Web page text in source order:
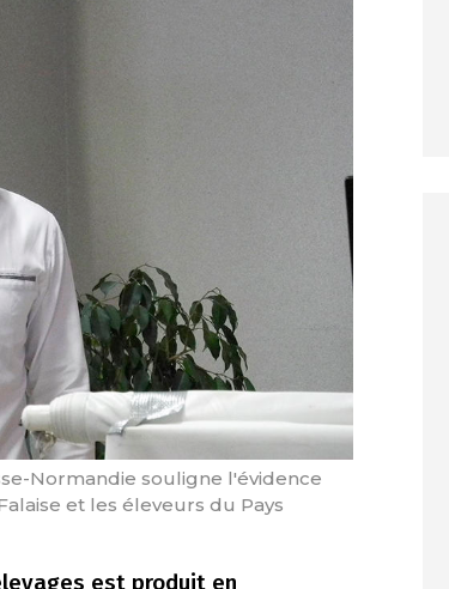
Normandie souligne l'évidence
et les éleveurs du Pays
est produit en